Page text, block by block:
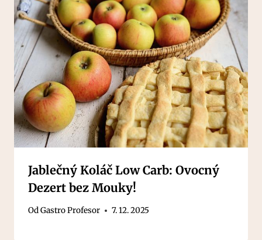
Jablečný Koláč Low Carb: Ovocný
Dezert bez Mouky!
OdGastro Profesor 7. 12. 2025